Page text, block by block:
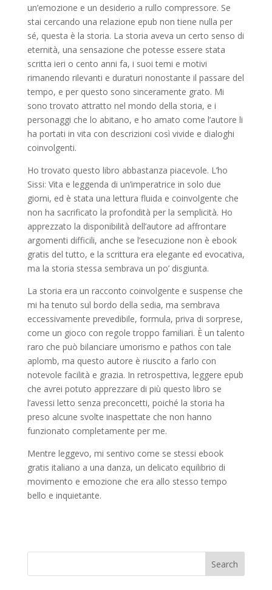
un’emozione e un desiderio a rullo compressore. Se
stai cercando una relazione epub non tiene nulla per
sé, questa è la storia. La storia aveva un certo senso di
eternità, una sensazione che potesse essere stata
scritta ieri o cento anni fa, i suoi temi e motivi
rimanendo rilevanti e duraturi nonostante il passare del
tempo, e per questo sono sinceramente grato. Mi
sono trovato attratto nel mondo della storia, e i
personaggi che lo abitano, e ho amato come l’autore li
ha portati in vita con descrizioni così vivide e dialoghi
coinvolgenti.
Ho trovato questo libro abbastanza piacevole. L’ho
Sissi: Vita e leggenda di un’imperatrice in solo due
giorni, ed è stata una lettura fluida e coinvolgente che
non ha sacrificato la profondità per la semplicità. Ho
apprezzato la disponibilità dell’autore ad affrontare
argomenti difficili, anche se l’esecuzione non è ebook
gratis del tutto, e la scrittura era elegante ed evocativa,
ma la storia stessa sembrava un po’ disgiunta.
La storia era un racconto coinvolgente e suspense che
mi ha tenuto sul bordo della sedia, ma sembrava
eccessivamente prevedibile, formula, priva di sorprese,
come un gioco con regole troppo familiari. È un talento
raro che può bilanciare umorismo e pathos con tale
aplomb, ma questo autore è riuscito a farlo con
notevole facilità e grazia. In retrospettiva, leggere epub
che avrei potuto apprezzare di più questo libro se
l’avessi letto senza preconcetti, poiché la storia ha
preso alcune svolte inaspettate che non hanno
funzionato completamente per me.
Mentre leggevo, mi sentivo come se stessi ebook
gratis italiano a una danza, un delicato equilibrio di
movimento e emozione che era allo stesso tempo
bello e inquietante.